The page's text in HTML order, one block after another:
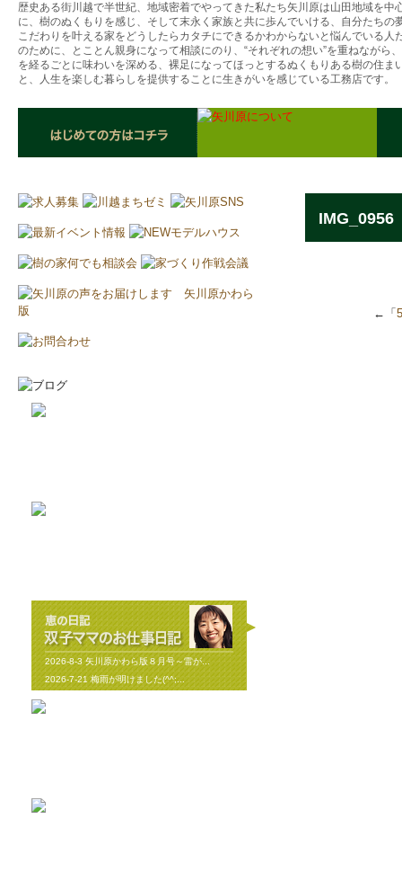
歴史ある街川越で半世紀、地域密着でやってきた私たち矢川原は山田地域を中
に、樹のぬくもりを感じ、そして末永く家族と共に歩んでいける、自分たちの
こだわりを叶える家をどうしたらカタチにできるかわからないと悩んでいる人
のために、とことん親身になって相談にのり、“それぞれの想い”を重ねながら
を経るごとに味わいを深める、裸足になってほっとするぬくもりある樹の住ま
と、人生を楽しむ暮らしを提供することに生きがいを感じている工務店です。
IMG_0956
←「
2026-8-3矢川原かわら版８月号～雷が...
2026-7-21梅雨が明けました(^^;...